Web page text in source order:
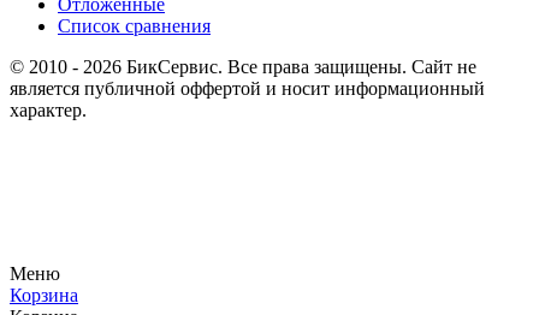
Список сравнения
© 2010 - 2026 БикСервис. Все права защищены. Сайт не
является публичной оффертой и носит информационный
характер.
Меню
Корзина